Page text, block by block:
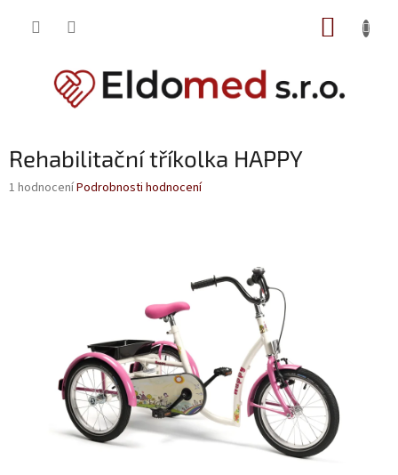
Rehabilitační tříkolka HAPPY
Průměrné
1 hodnoceníPodrobnosti hodnocení